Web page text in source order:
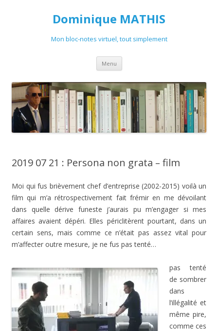
Dominique MATHIS
Mon bloc-notes virtuel, tout simplement
Menu Aller
contenu
2019 07 21 : Persona non grata – film
Moi qui fus brièvement chef d’entreprise (2002-2015) voilà un
film qui m’a rétrospectivement fait frémir en me dévoilant
dans quelle dérive funeste j’aurais pu m’engager si mes
affaires avaient dépéri. Elles périclitèrent pourtant, dans un
certain sens, mais comme ce n’était pas assez vital pour
m’affecter outre mesure, je ne fus pas tenté…
pas tenté
de sombrer
dans
l’illégalité et
même pire,
comme ces